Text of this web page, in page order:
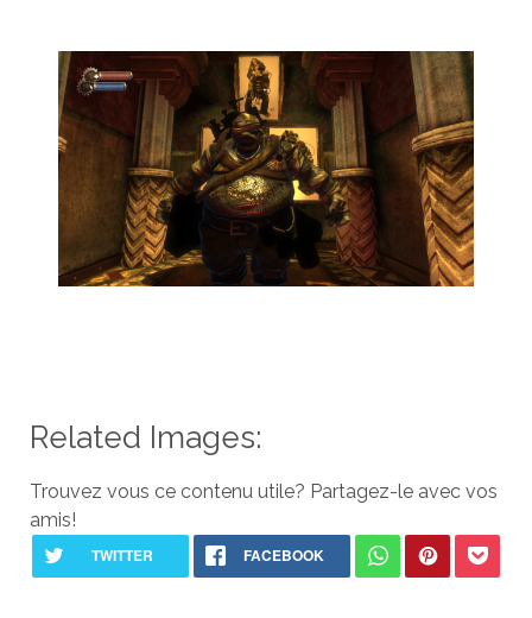
Related Images:
Trouvez vous ce contenu utile? Partagez-le avec vos
amis!